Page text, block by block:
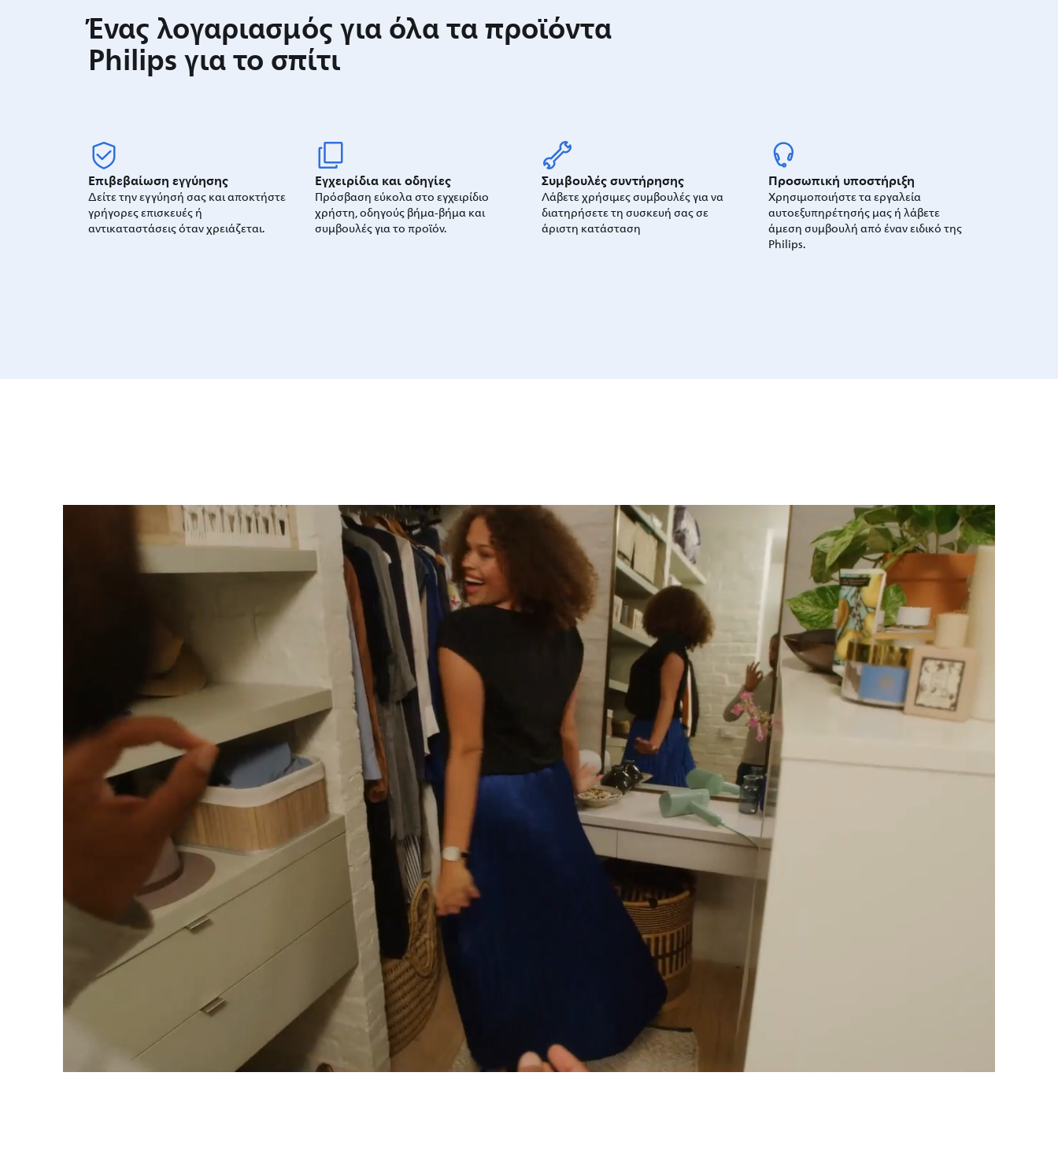
Ένας λογαριασμός για όλα τα προϊόντα
Philips για το σπίτι
Επιβεβαίωση εγγύησης
Δείτε την εγγύησή σας και αποκτήστε
γρήγορες επισκευές ή
αντικαταστάσεις όταν χρειάζεται.
Εγχειρίδια και οδηγίες
Πρόσβαση εύκολα στο εγχειρίδιο
χρήστη, οδηγούς βήμα-βήμα και
συμβουλές για το προϊόν.
Συμβουλές συντήρησης
Λάβετε χρήσιμες συμβουλές για να
διατηρήσετε τη συσκευή σας σε
άριστη κατάσταση
Προσωπική υποστήριξη
Χρησιμοποιήστε τα εργαλεία
αυτοεξυπηρέτησής μας ή λάβετε
άμεση συμβουλή από έναν ειδικό της
Philips.
Εξοικονομήστε χρόνο,